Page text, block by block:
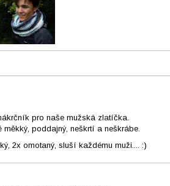
pro naše mužská zlatíčka.
měkký, poddajný, neškrtí a neškrábe.
2x omotaný, sluší každému muži.... :)